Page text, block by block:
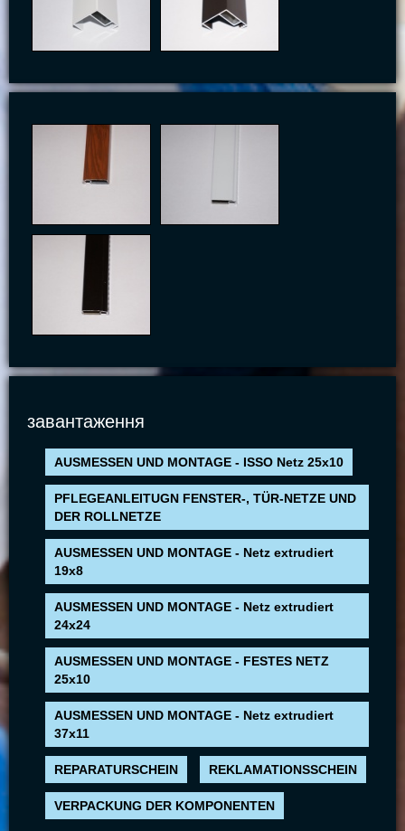
завантаження
AUSMESSEN UND MONTAGE - ISSO Netz 25x10
PFLEGEANLEITUGN FENSTER-, TÜR-NETZE UND
DER ROLLNETZE
AUSMESSEN UND MONTAGE - Netz extrudiert
19x8
AUSMESSEN UND MONTAGE - Netz extrudiert
24x24
AUSMESSEN UND MONTAGE - FESTES NETZ
25x10
AUSMESSEN UND MONTAGE - Netz extrudiert
37x11
REPARATURSCHEIN REKLAMATIONSSCHEIN
VERPACKUNG DER KOMPONENTEN